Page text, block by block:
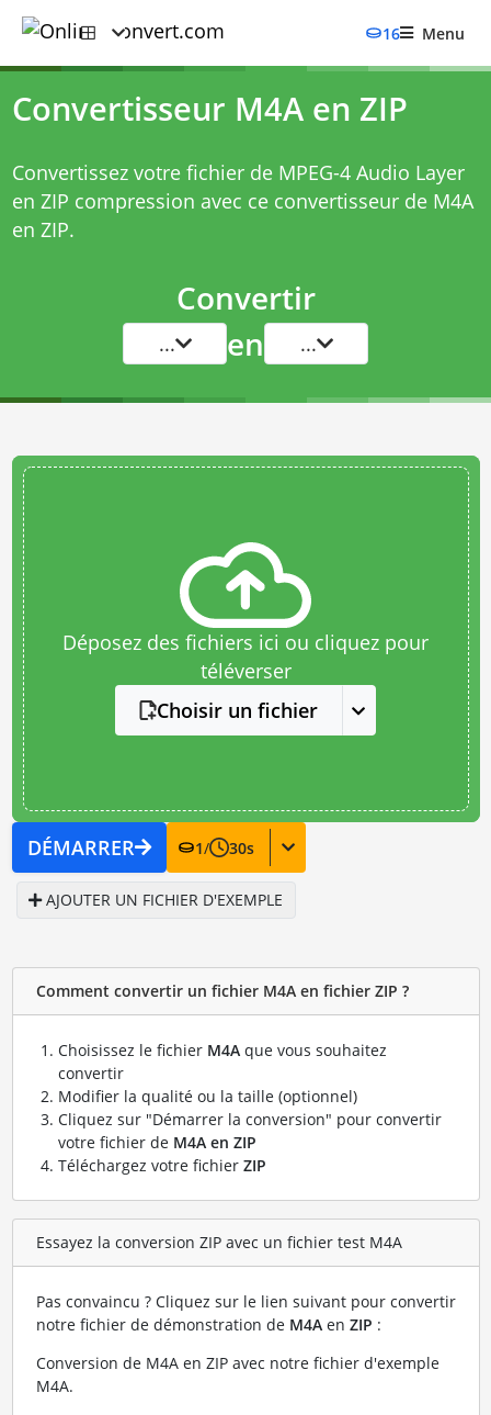
16 Menu
Convertisseur M4A en ZIP
Convertissez votre fichier de MPEG-4 Audio Layer
en ZIP compression avec ce convertisseur de M4A
en ZIP.
Convertir
... en ...
Déposez des fichiers ici ou cliquez pour
téléverser
Choisir un fichier
DÉMARRER 1/ 30s
AJOUTER UN FICHIER D'EXEMPLE
Comment convertir un fichier M4A en fichier ZIP ?
Choisissez le fichier M4Aque vous souhaitez
convertir
Modifier la qualité ou la taille (optionnel)
Cliquez sur "Démarrer la conversion" pour convertir
votre fichier de M4A en ZIP
Téléchargez votre fichier ZIP
Essayez la conversion ZIP avec un fichier test M4A
Pas convaincu ? Cliquez sur le lien suivant pour convertir
notre fichier de démonstration de M4Aen ZIP :
Conversion de M4A en ZIP avec notre fichier d'exemple
M4A.